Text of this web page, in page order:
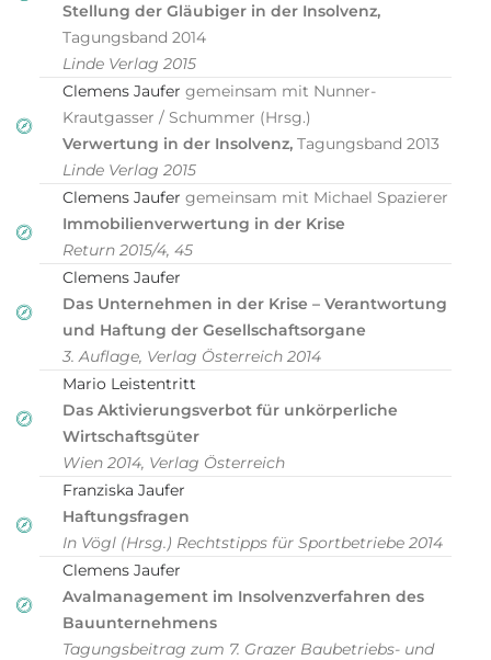
Stellung der Gläubiger in der Insolvenz,
Tagungsband 2014
Linde Verlag 2015
Clemens Jaufer gemeinsam mit Nunner-
Krautgasser / Schummer (Hrsg.)
Verwertung in der Insolvenz, Tagungsband 2013
Linde Verlag 2015
Clemens Jaufer gemeinsam mit Michael Spazierer
Immobilienverwertung in der Krise
Return 2015/4, 45
Clemens Jaufer
Das Unternehmen in der Krise – Verantwortung
und Haftung der Gesellschaftsorgane
3. Auflage, Verlag Österreich 2014
Mario Leistentritt
Das Aktivierungsverbot für unkörperliche
Wirtschaftsgüter
Wien 2014, Verlag Österreich
Franziska Jaufer
Haftungsfragen
In Vögl (Hrsg.) Rechtstipps für Sportbetriebe 2014
Clemens Jaufer
Avalmanagement im Insolvenzverfahren des
Bauunternehmens
Tagungsbeitrag zum 7. Grazer Baubetriebs- und